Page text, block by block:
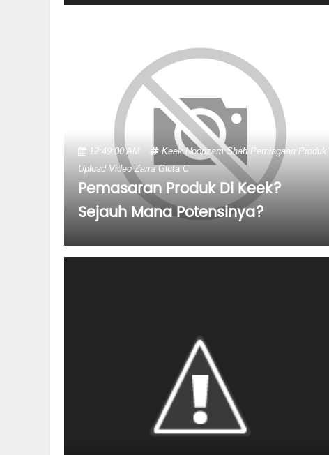
12:49:00 AM Keek Noorizam Shah Perniagaan Produk
Upload Video Zarra Gluta C
Pemasaran Produk Di Keek?
Sejauh Mana Potensinya?